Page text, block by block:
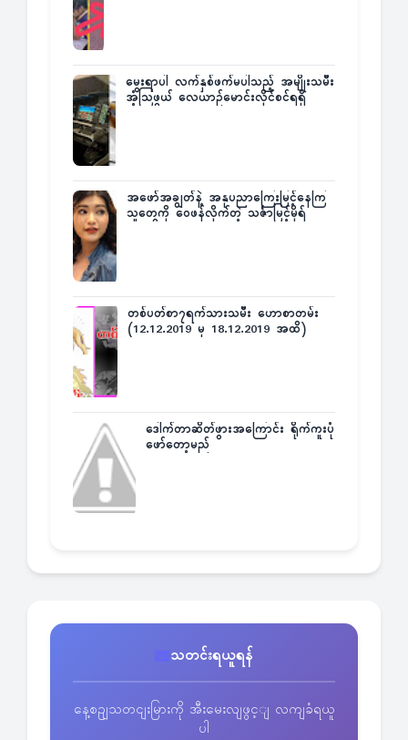
မွေးရာပါ လက်နှစ်ဖက်မပါသည့် အမျိုးသမီး
အံ့သြဖွယ် လေယာဉ်မောင်းလိုင်စင်ရရှိ
အဖော်အချွတ်နဲ့ အနုပညာကြေးမြင့်နေကြ
သူတွေကို ဝေဖန်လိုက်တဲ့ သင်္ဇာမြင့်မိုရ်
တစ်ပတ်စာ၇ရက်သားသမီး ဟောစာတမ်း
(12.12.2019 မှ 18.12.2019 အထိ)
ဒေါက်တာဆိတ်ဖွားအကြောင်း ရိုက်ကူးပုံ
ဖော်တော့မည်
သတင်းရယူရန်
နေ့စဥျသတငျးမြားကို အီးမေးလျဖွင့ျ လကျခံရယူ
ပါ